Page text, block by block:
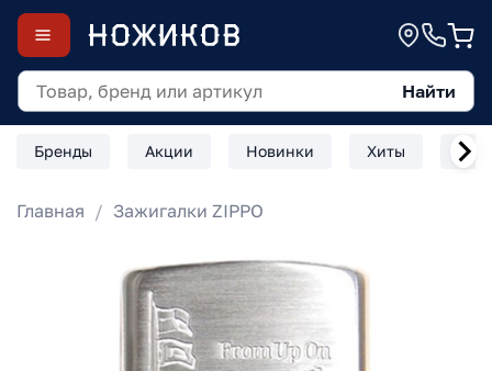
Найти
Бренды Акции Новинки Хиты
Главная Зажигалки ZIPPO